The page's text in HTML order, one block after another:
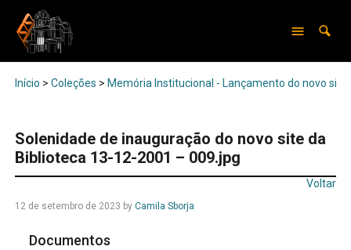
Início > Coleções > Memória Institucional - Lançamento do novo site
Solenidade de inauguração do novo site da
Biblioteca 13-12-2001 – 009.jpg
Voltar
12 de setembro de 2023 by Camila Sborja
Documentos